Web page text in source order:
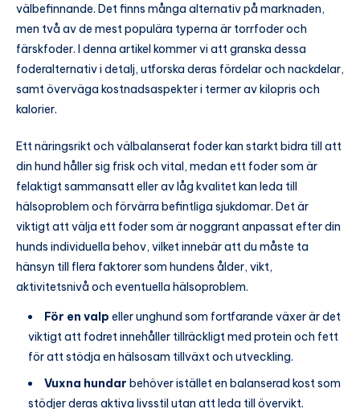
välbefinnande. Det finns många alternativ på marknaden,
men två av de mest populära typerna är torrfoder och
färskfoder. I denna artikel kommer vi att granska dessa
foderalternativ i detalj, utforska deras fördelar och nackdelar,
samt överväga kostnadsaspekter i termer av kilopris och
kalorier.
Ett näringsrikt och välbalanserat foder kan starkt bidra till att
din hund håller sig frisk och vital, medan ett foder som är
felaktigt sammansatt eller av låg kvalitet kan leda till
hälsoproblem och förvärra befintliga sjukdomar. Det är
viktigt att välja ett foder som är noggrant anpassat efter din
hunds individuella behov, vilket innebär att du måste ta
hänsyn till flera faktorer som hundens ålder, vikt,
aktivitetsnivå och eventuella hälsoproblem.
För en valp eller unghund som fortfarande växer är det
viktigt att fodret innehåller tillräckligt med protein och fett
för att stödja en hälsosam tillväxt och utveckling.
Vuxna hundar behöver istället en balanserad kost som
stödjer deras aktiva livsstil utan att leda till övervikt.